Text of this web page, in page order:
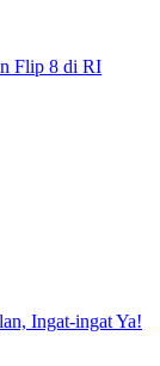
Flip 8 di RI
Ingat-ingat Ya!